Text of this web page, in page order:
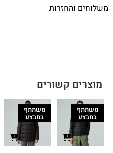
משלוחים והחזרות
מוצרים קשורים
משתתף
במבצע
משתתף
במבצע